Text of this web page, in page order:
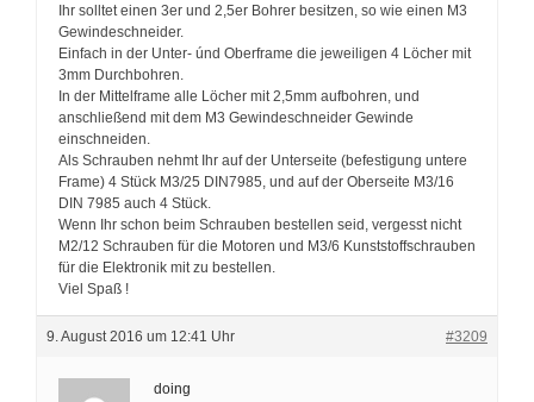
Ihr solltet einen 3er und 2,5er Bohrer besitzen, so wie einen M3
Gewindeschneider.
Einfach in der Unter- únd Oberframe die jeweiligen 4 Löcher mit
3mm Durchbohren.
In der Mittelframe alle Löcher mit 2,5mm aufbohren, und
anschließend mit dem M3 Gewindeschneider Gewinde
einschneiden.
Als Schrauben nehmt Ihr auf der Unterseite (befestigung untere
Frame) 4 Stück M3/25 DIN7985, und auf der Oberseite M3/16
DIN 7985 auch 4 Stück.
Wenn Ihr schon beim Schrauben bestellen seid, vergesst nicht
M2/12 Schrauben für die Motoren und M3/6 Kunststoffschrauben
für die Elektronik mit zu bestellen.
Viel Spaß !
9. August 2016 um 12:41 Uhr #3209
doing